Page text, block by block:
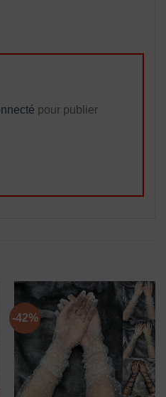
pour publier
-42%